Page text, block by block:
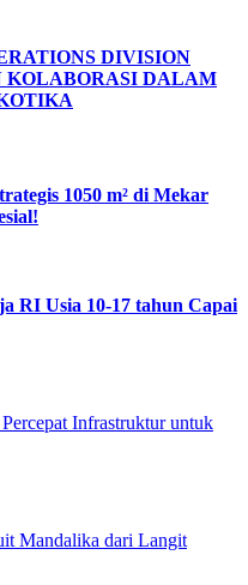
DIVISION
KOLABORASI DALAM
1050 m² di Mekar
RI Usia 10-17 tahun Capai
Infrastruktur untuk
Mandalika dari Langit